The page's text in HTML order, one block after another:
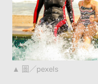
圖／pexels